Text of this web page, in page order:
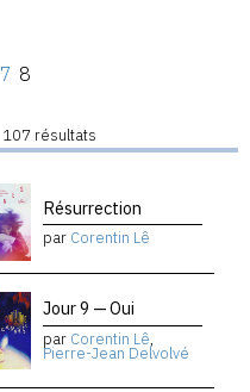
7 8
107 résultats
Résurrection
par Corentin Lê
Jour 9 — Oui
par Corentin Lê,
Pierre-Jean Delvolvé